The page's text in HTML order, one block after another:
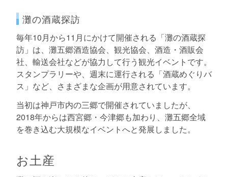
灘の酒蔵探訪
毎年10月から11月にかけて開催される「灘の酒蔵探
訪」は、灘五郷酒造協会、観光協会、酒造・酒販会
社、輸送会社などが協力して行う観光イベントです。
スタンプラリーや、週末に運行される「酒蔵めぐりバ
ス」など、さまざまな企画が用意されています。
当初は神戸市内の三郷で開催されていましたが、
2018年からは西宮郷・今津郷も加わり、灘五郷全域
を巻き込む大規模なイベントへと発展しました。
お土産